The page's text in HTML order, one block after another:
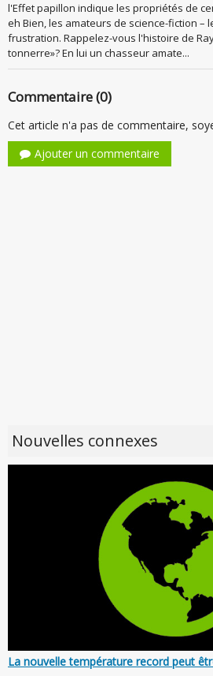
l'Effet papillon indique les propriétés de
eh Bien, les amateurs de science-fiction –
frustration. Rappelez-vous l'histoire de
tonnerre»? En lui un chasseur amate...
Commentaire (0)
Cet article n'a pas de commentaire,
Ajouter un commentaire
Nouvelles connexes
La nouvelle température record peut